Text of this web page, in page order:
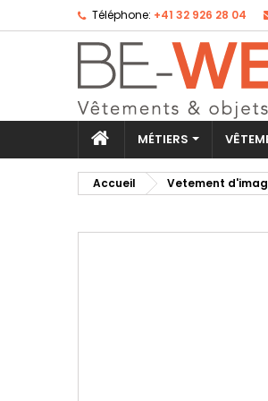
Téléphone: +41 32 926 28 04
MÉTIERS
Accueil Vetement